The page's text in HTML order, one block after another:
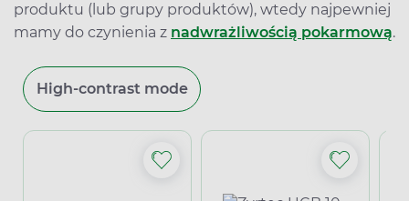
produktu (lub grupy produktów), wtedy najpewniej
mamy do czynienia z nadwrażliwością pokarmową.
High-contrast mode